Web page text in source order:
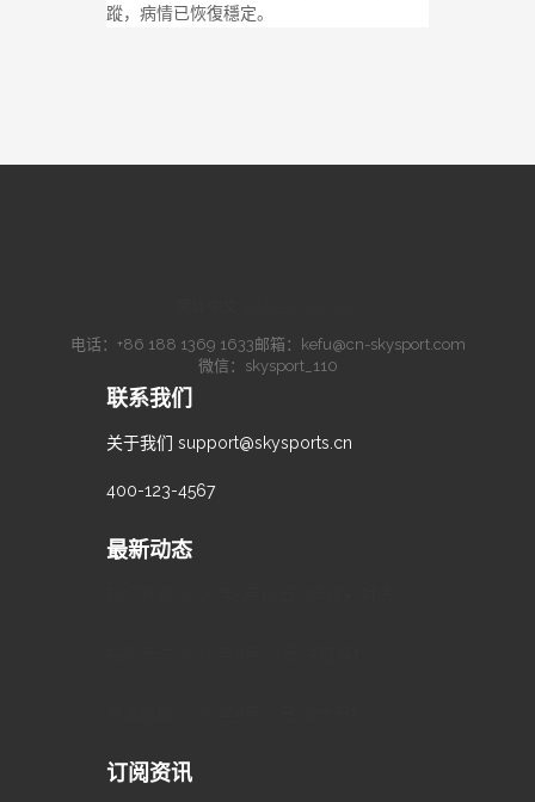
蹤，病情已恢復穩定。
电话： +86 188 1369 1633邮箱：
kefu@cn-skysport.com
微信：skysport_110
联系我们
关于我们 support@skysports.cn
400-123-4567
最新动态
订阅资讯